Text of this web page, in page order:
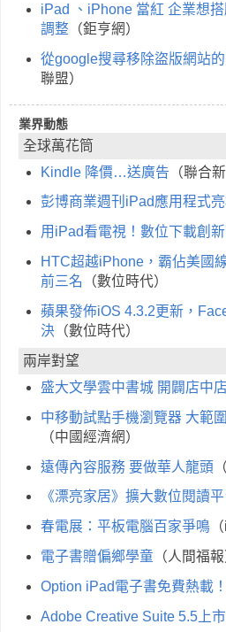
iPad 、iPhone 當紅 企業想
調整 （鉅亨網）
從google搜尋移除盜版網站
聯盟）
業界動態
全球萬花筒
Kindle 降價…送廣告 （聯合
彭博商業週刊iPad應用程式亮
用iPad看電視！數位下載創
HTC超越iPhone，霸佔美國
前三名 （數位時代）
蘋果發佈iOS 4.3.2更新，
決（數位時代）
兩岸對望
盛大文學雲中書城 開闢店中店
中移動試點手機瀏覽器 大範
（中國經濟網）
遠傳內容服務 要做華人龍頭
《漂亮家居》擴大數位閱讀
春電展：平板電腦百家爭鳴（
電子書贈偏鄉學童 （人間福報
Option iPad電子書免費熱載！
Adobe Creative Suite 5.5上市